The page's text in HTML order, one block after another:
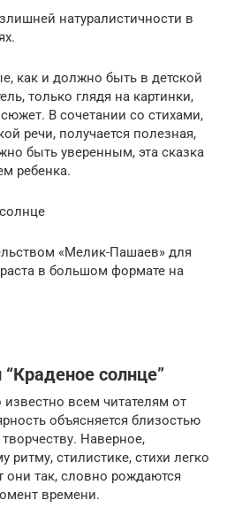
натуралистичности в
как и должно быть в детской
только глядя на картинки,
В сочетании со стихами,
речи, получается полезная,
быть уверенным, эта сказка
ребенка.
«Мелик-Пашаев» для
в большом формате на
солнце”
всем читателям от
объясняется близостью
Наверное,
ритму, стилистике, стихи легко
они так, словно рождаются
времени.